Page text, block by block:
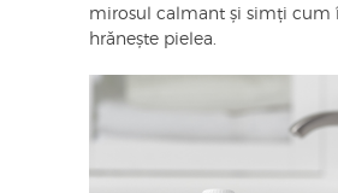
mirosul calmant și simți cum
hrănește pielea.